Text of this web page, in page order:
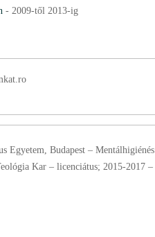
- 2009-től 2013-ig
Egyetem, Budapest –
Kar – licenciátus; 2015-2017